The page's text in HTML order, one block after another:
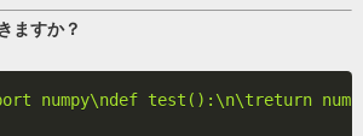
ますか？
numpy\ndef test():\n\treturn